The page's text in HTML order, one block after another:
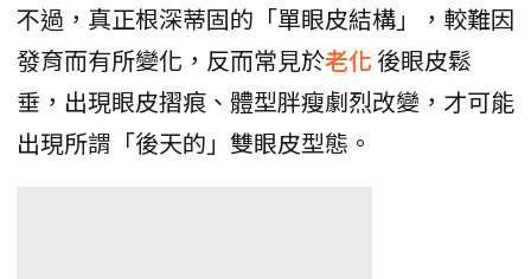
不過，真正根深蒂固的「單眼皮結構」，較難因
發育而有所變化，反而常見於老化 後眼皮鬆
垂，出現眼皮摺痕、體型胖瘦劇烈改變，才可能
出現所謂「後天的」雙眼皮型態。